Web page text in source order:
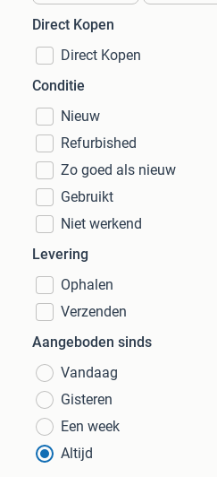
Direct Kopen
Direct Kopen
Conditie
Nieuw
Refurbished
Zo goed als nieuw
Gebruikt
Niet werkend
Levering
Ophalen
Verzenden
Aangeboden sinds
Vandaag
Gisteren
Een week
Altijd